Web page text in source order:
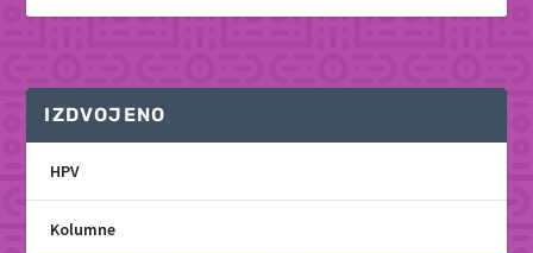
IZDVOJENO
HPV
Kolumne